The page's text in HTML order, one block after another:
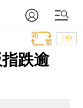
T中
跌逾